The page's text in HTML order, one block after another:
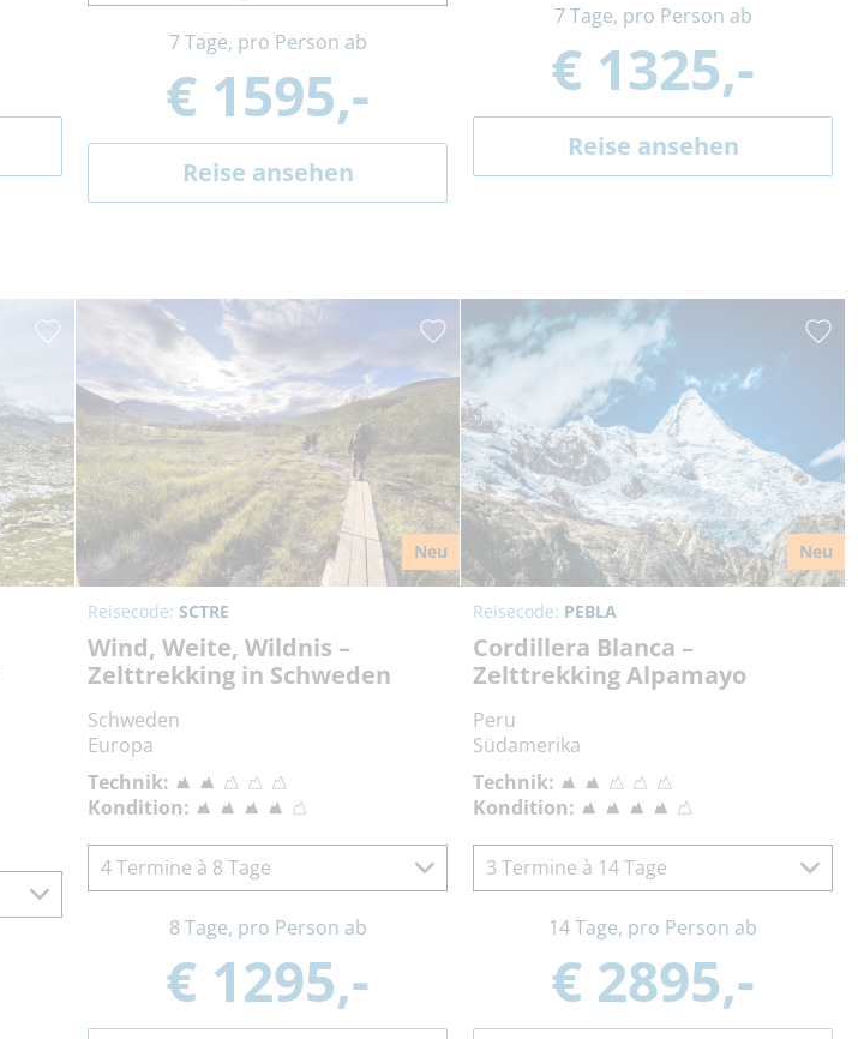
7 Tage, pro Person ab
€ 1595,-
Reise ansehen
7 Tage, pro Person ab
€ 1325,-
Reise ansehen
Neu
Reisecode: SCTRE
Wind, Weite, Wildnis –
Zelttrekking in Schweden
Schweden
Europa
Technik:
Kondition:
4 Termine à 8 Tage
8 Tage, pro Person ab
€ 1295,-
Neu
Reisecode: PEBLA
Cordillera Blanca –
Zelttrekking Alpamayo
Peru
Südamerika
Technik:
Kondition:
3 Termine à 14 Tage
14 Tage, pro Person ab
€ 2895,-